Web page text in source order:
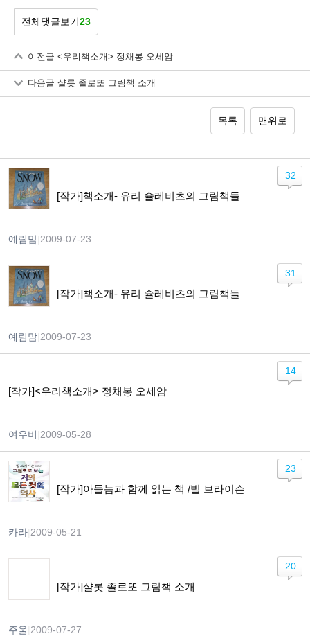
전체댓글보기23
이전글 <우리책소개> 정채봉 오세암
다음글 샬롯 졸로또 그림책 소개
목록 맨위로
[작가]책소개- 유리 슐레비츠의 그림책들
예림맘 2009-07-23
32
[작가]책소개- 유리 슐레비츠의 그림책들
예림맘 2009-07-23
31
[작가]<우리책소개> 정채봉 오세암
여우비 2009-05-28
14
[작가]아들놈과 함께 읽는 책 /빌 브라이슨
카라 2009-05-21
23
[작가]샬롯 졸로또 그림책 소개
주울 2009-07-27
20